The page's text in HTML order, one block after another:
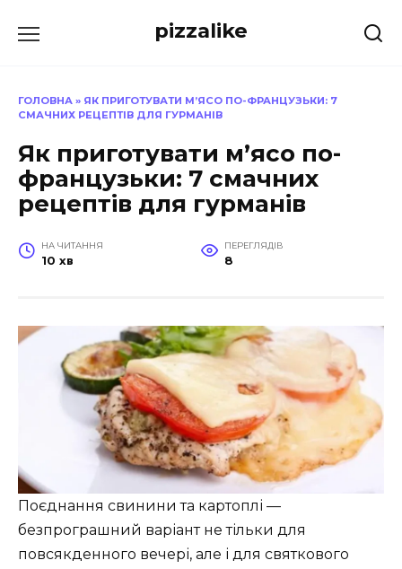
до
pizzalike
ГОЛОВНА » ЯК ПРИГОТУВАТИ М’ЯСО ПО-ФРАНЦУЗЬКИ: 7
СМАЧНИХ РЕЦЕПТІВ ДЛЯ ГУРМАНІВ
Як приготувати м’ясо по-
французьки: 7 смачних
рецептів для гурманів
НА ЧИТАННЯ
10 хв
ПЕРЕГЛЯДІВ
8
Поєднання свинини та картоплі —
безпрограшний варіант не тільки для
повсякденного вечері, але і для святкового